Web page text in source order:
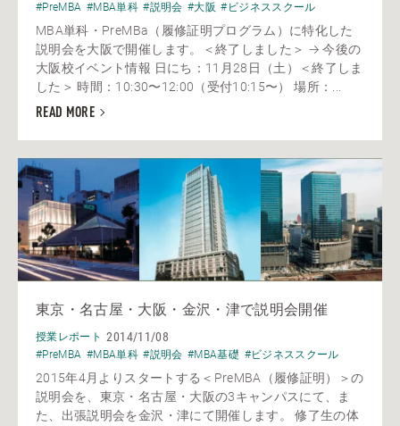
#PreMBA #MBA単科 #説明会 #大阪 #ビジネススクール
MBA単科・PreMBa（履修証明プログラム）に特化した
説明会を大阪で開催します。＜終了しました＞ → 今後の
大阪校イベント情報 日にち：11月28日（土）＜終了しま
した＞ 時間：10:30〜12:00（受付10:15〜） 場所：...
READ MORE
東京・名古屋・大阪・金沢・津で説明会開催
授業レポート 2014/11/08
#PreMBA #MBA単科 #説明会 #MBA基礎 #ビジネススクール
2015年4月よりスタートする＜PreMBA（履修証明）＞の
説明会を、東京・名古屋・大阪の3キャンパスにて、ま
た、出張説明会を金沢・津にて開催します。 修了生の体